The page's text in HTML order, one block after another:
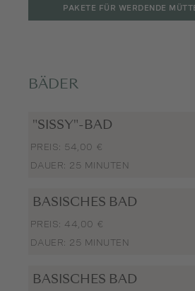
PAKETE FÜR WERDENDE
BÄDER
"SISSY"-BAD
PREIS: 54,00 €
DAUER: 25 MINUTEN
BASISCHES BAD
PREIS: 44,00 €
DAUER: 25 MINUTEN
BASISCHES BAD